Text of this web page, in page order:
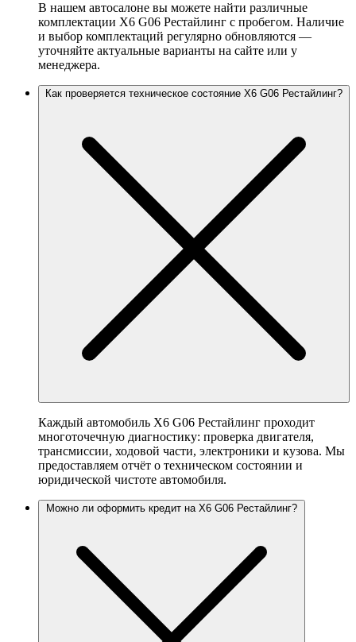
В нашем автосалоне вы можете найти различные
комплектации X6 G06 Рестайлинг с пробегом. Наличие
и выбор комплектаций регулярно обновляются —
уточняйте актуальные варианты на сайте или у
менеджера.
Как проверяется техническое состояние X6 G06 Рестайлинг?
Каждый автомобиль X6 G06 Рестайлинг проходит
многоточечную диагностику: проверка двигателя,
трансмиссии, ходовой части, электроники и кузова. Мы
предоставляем отчёт о техническом состоянии и
юридической чистоте автомобиля.
Можно ли оформить кредит на X6 G06 Рестайлинг?